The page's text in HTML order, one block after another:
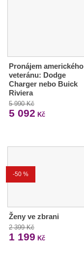
Pronájem amerického
veteránu: Dodge
Charger nebo Buick
Riviera
5 990 Kč
5 092 Kč
-50 %
Ženy ve zbrani
2 399 Kč
1 199 Kč